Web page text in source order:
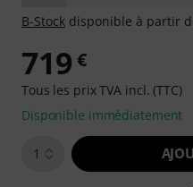
B-Stock disponible à partir
719 €
Tous les prix TVA incl. (TTC)
Disponible immédiatement
1